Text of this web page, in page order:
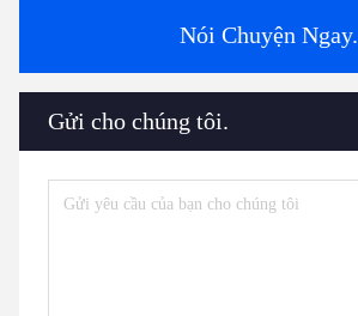
Nói Chuyện Ngay.
Gửi cho chúng tôi.